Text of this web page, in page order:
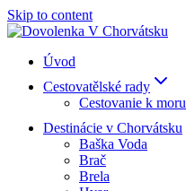
Skip to content
Úvod
Cestovatělské rady
Cestovanie k moru
Destinácie v Chorvátsku
Baška Voda
Brač
Brela